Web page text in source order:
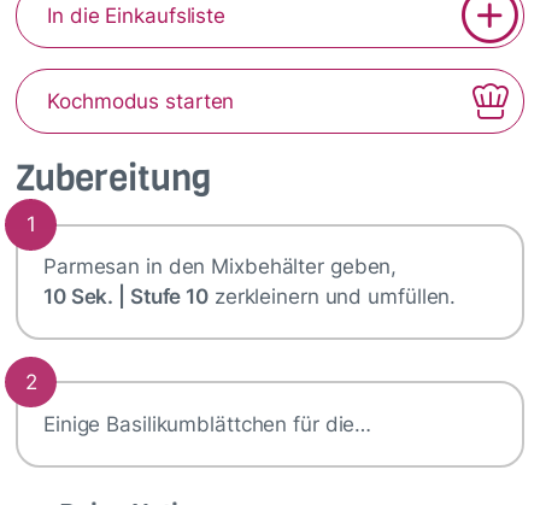
Zubereitung
1
Parmesan in den Mixbehälter geben,
10 Sek. | Stufe 10 zerkleinern und umfüllen.
2
Einige Basilikumblättchen für die…
In die Einkaufsliste
Kochmodus starten